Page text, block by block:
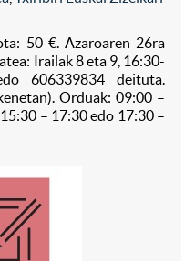
50 €. Azaroaren 26ra
Irailak 8 eta 9, 16:30-
606339834 deituta.
Orduak: 09:00 –
– 17:30 edo 17:30 –